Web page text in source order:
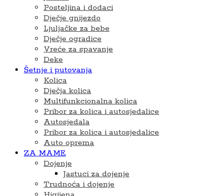
Posteljina i dodaci
Dječje gnijezdo
Ljuljačke za bebe
Dječje ogradice
Vreće za spavanje
Deke
Šetnje i putovanja
Kolica
Dječja kolica
Multifunkcionalna kolica
Pribor za kolica i autosjedalice
Autosjedala
Pribor za kolica i autosjedalice
Auto oprema
ZA MAME
Dojenje
Jastuci za dojenje
Trudnoća i dojenje